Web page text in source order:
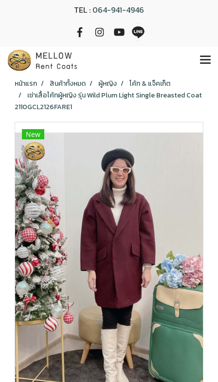
TEL : 064-941-4946
หน้าแรก สินค้าทั้งหมด ผู้หญิง
โค้ท & แจ็คเก็ต
เช่าเสื้อโค้ทผู้หญิง รุ่น Wild Plum Light Single Breasted Coat
2110GCL2126FARE1
New